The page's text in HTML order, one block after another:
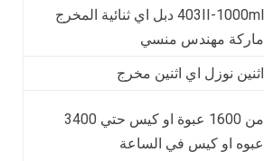
403II-1000ml دبل اي ثنائية المخرج
ماركة مهندس منسي
اثنين نوزل اي اثنين مخرج
من 1600 عبوة او كيس حتي 3400
عبوه او كيس في الساعة